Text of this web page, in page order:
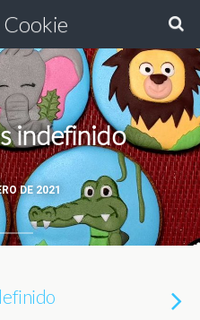
DE 2021
indefinido